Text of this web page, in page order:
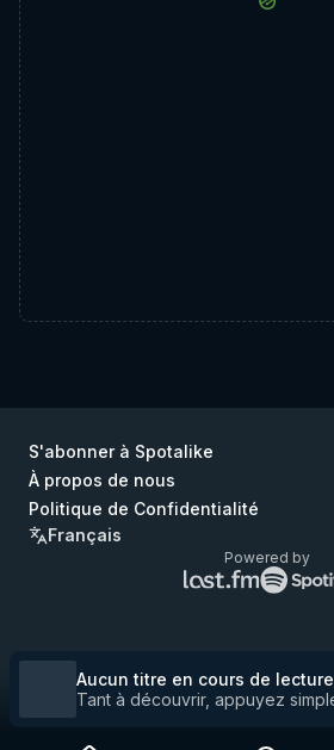
S'abonner à Spotalike
À propos de nous
Politique de Confidentialité
Français
Powered by
Logo
Lastfm
Lastfm)
Aucun titre en cours de lecture